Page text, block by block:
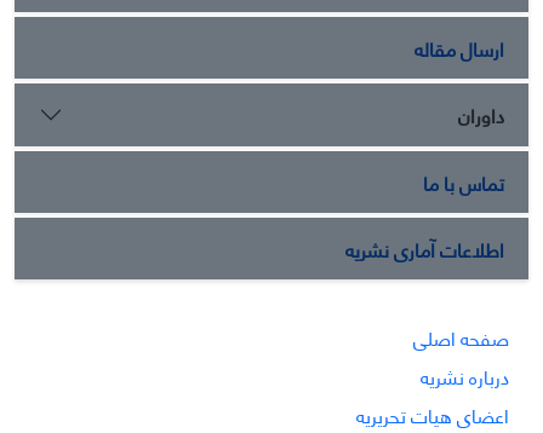
ارسال مقاله
داوران
تماس با ما
اطلاعات آماری نشریه
صفحه اصلی
درباره نشریه
اعضای هیات تحریریه